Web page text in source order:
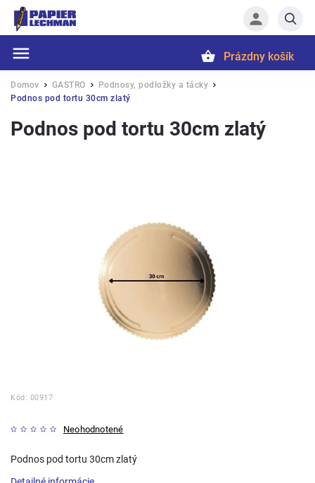
Prázdny košík
Domov / GASTRO / Podnosy, podložky a tácky /
Podnos pod tortu 30cm zlatý
Podnos pod tortu 30cm zlatý
Kód: 00917
Neohodnotené
Podnos pod tortu 30cm zlatý